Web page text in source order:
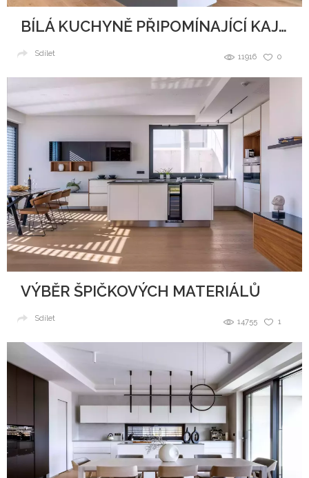
BÍLÁ KUCHYNĚ PŘIPOMÍNAJÍCÍ KAJUTU NA LODI
0
11916
Sdílet
VÝBĚR ŠPIČKOVÝCH MATERIÁLŮ
1
14755
Sdílet